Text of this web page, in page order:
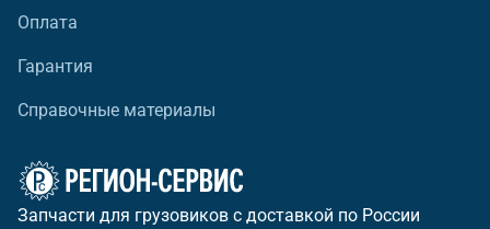
Оплата
Гарантия
Справочные материалы
Запчасти для грузовиков с доставкой по России